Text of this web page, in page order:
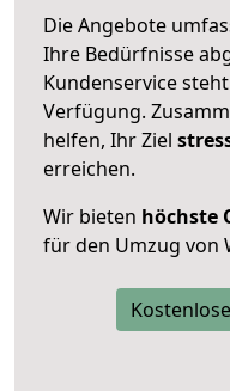
Die Angebote
Ihre Bedürfnisse
Kundenservice
Verfügung.
helfen, Ihr Ziel
erreichen.
Wir bieten höchste
für den Umzug von